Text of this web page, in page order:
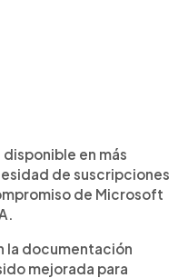
disponible en más
de suscripciones
de Microsoft
la documentación
mejorada para